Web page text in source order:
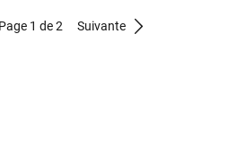
Page 1 de 2 Suivante